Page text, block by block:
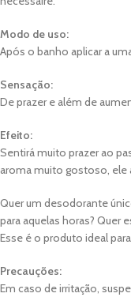
Modo de uso:
Após o banho aplicar a
Sensação:
De prazer e além de
Efeito:
Sentirá muito prazer ao
aroma muito gostoso, ele
Quer um desodorante
para aquelas horas? Quer
Esse é o produto ideal
Precauções:
Em caso de irritação,